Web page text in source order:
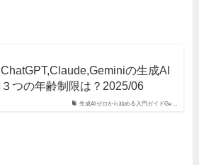
生成AIゼロから始める入門ガイドGe…
ChatGPT,Claude,Geminiの生成AI
３つの年齢制限は？2025/06